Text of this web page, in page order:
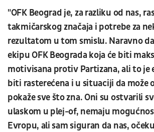
"OFK Beograd je, za razliku od nas,
takmičarskog značaja i potrebe za
rezultatom u tom smislu. Naravno
ekipu OFK Beograda koja će biti
motivisana protiv Partizana, ali to je
biti rasterećena i u situaciji da može
pokaže sve što zna. Oni su ostvarili
ulaskom u plej-of, nemaju
Evropu, ali sam siguran da nas,